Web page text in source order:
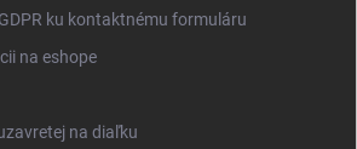
ku kontaktnému formuláru
na eshope
na diaľku